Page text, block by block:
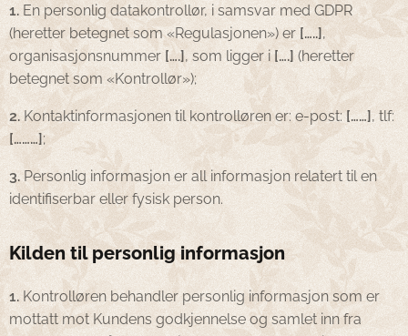
1. En personlig datakontrollør, i samsvar med GDPR
(heretter betegnet som «Regulasjonen») er[…..],
organisasjonsnummer [….], som ligger i[….](heretter
betegnet som «Kontrollør»);
2. Kontaktinformasjonen til kontrolløren er: e-post:[……], tlf:
[………];
3.Personlig informasjon er all informasjon relatert til en
identifiserbar eller fysisk person.
Kilden til personlig informasjon
1. Kontrolløren behandler personlig informasjon som er
mottatt mot Kundens godkjennelse og samlet inn fra